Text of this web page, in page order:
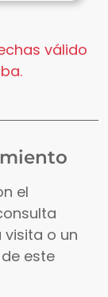
válido
el
o un
este